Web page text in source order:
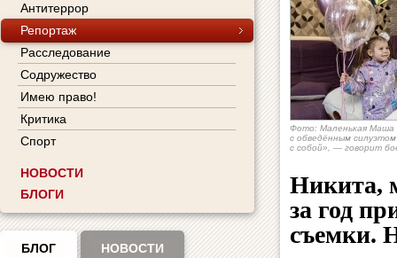
Антитеррор
Репортаж
Расследование
Содружество
Имею право!
Критика
Спорт
НОВОСТИ
БЛОГИ
БЛОГ НОВОСТИ
Фото: Маленькая Маша
с обведённым
с собой», — говорит
Никита,
за год
съемки.